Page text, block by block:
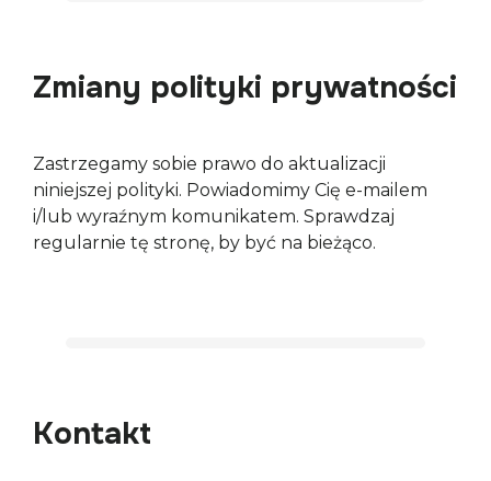
Zmiany polityki prywatności
Zastrzegamy sobie prawo do aktualizacji
niniejszej polityki. Powiadomimy Cię e-mailem
i/lub wyraźnym komunikatem. Sprawdzaj
regularnie tę stronę, by być na bieżąco.
Kontakt